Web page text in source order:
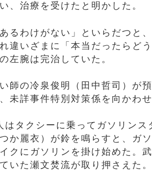
、治療を受けたと明かした。
るわけがない」といらだつと
違いざまに「本当だったらど
左腕は完治していた。
師の冷泉俊明（田中哲司）が
未詳事件特別対策係を向かわせ
タクシーに乗ってガソリンス
か麗衣）が鈴を鳴らすと、ガ
クにガソリンを掛け始めた。
いた瀬文焚流が取り押さえた。